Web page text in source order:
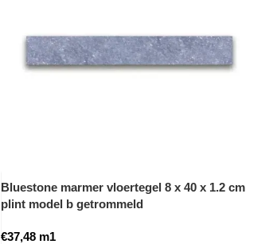
Bluestone marmer vloertegel 8 x 40 x 1.2 cm
plint model b getrommeld
€37,48 m1